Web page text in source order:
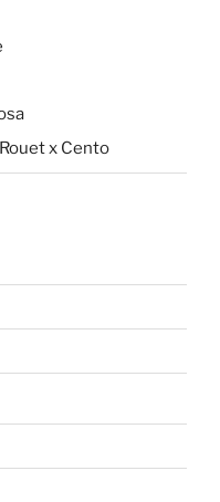
x Cento